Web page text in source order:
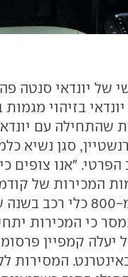
של יונדאי סנטה
בזיהוי מגמות
שהתחילה עם
סגן נשיא
"אנו צופים
המכירות של
קצת פחות מ-800 כלי
כי המכירות
יעלה קמפיין
המסירות